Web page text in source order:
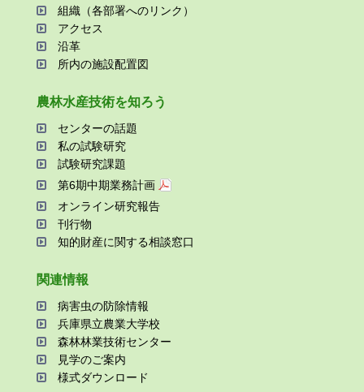
組織（各部署へのリンク）
アクセス
沿⾰
所内の施設配置図
農林⽔産技術を知ろう
センターの話題
私の試験研究
試験研究課題
第6期中期業務計画
オンライン研究報告
刊⾏物
知的財産に関する相談窓⼝
関連情報
病害⾍の防除情報
兵庫県⽴農業⼤学校
森林林業技術センター
⾒学のご案内
様式ダウンロード